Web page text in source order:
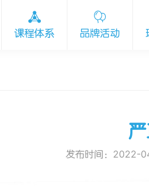
课程体系 品牌活动
发布时间：2022-